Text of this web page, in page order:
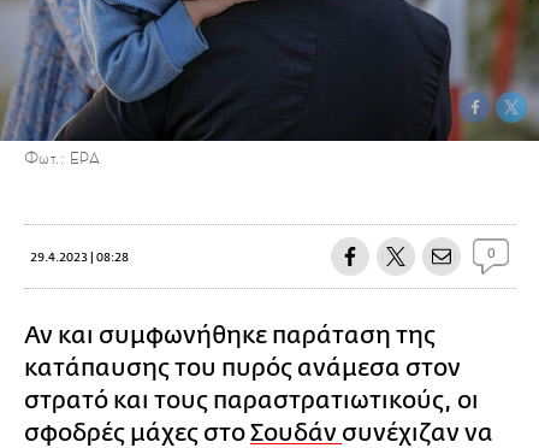
Φωτ.: ΕΡΑ
29.4.2023 | 08:28 0
Αν και συμφωνήθηκε παράταση της
κατάπαυσης του πυρός ανάμεσα στον
στρατό και τους παραστρατιωτικούς, οι
σφοδρές μάχες στοΣουδάν συνέχιζαν να